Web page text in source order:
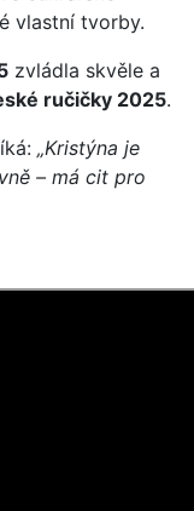
vlastní tvorby.
zvládla skvěle a
ručičky 2025.
„Kristýna je
– má cit pro